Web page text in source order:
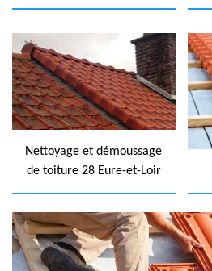
Nettoyage et démoussage
de toiture 28 Eure-et-Loir